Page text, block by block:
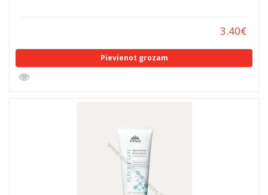
3.40€
Pievienot grozam